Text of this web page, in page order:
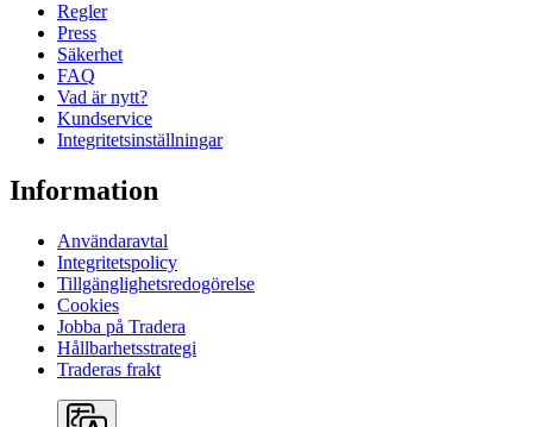
Regler
Press
Säkerhet
FAQ
Vad är nytt?
Kundservice
Integritetsinställningar
Information
Användaravtal
Integritetspolicy
Tillgänglighetsredogörelse
Cookies
Jobba på Tradera
Hållbarhetsstrategi
Traderas frakt